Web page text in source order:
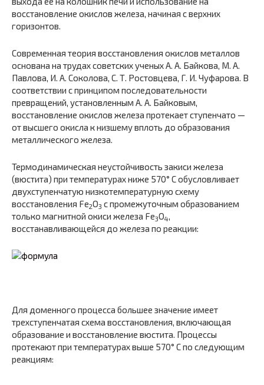
восстановление окислов железа, начиная с верхних
горизонтов.
Современная теория восстановления окислов металлов
осно­вана на трудах советских ученых А. А. Байкова, М. А.
Павлова, И. А. Соколова, С. Т. Ростовцева, Г. И. Чуфарова. В
соответствии с принципом последовательности
превращений, установленным А. А. Байковым,
восстановление окислов железа протекает сту­пенчато —
от высшего окисла к низшему вплоть до образования
металлического железа.
Термодинамическая неустойчивость закиси железа
(вюстита) при температурах ниже 570° С обусловливает
двухступенчатую низкотемпературную схему
восстановления Fe2O3 с промежуточным образованием
только магнитной окиси железа Fe3O4,
восстанавливающейся до железа по реакции:
Для доменного процесса большее значение имеет
трехступен­чатая схема восстановления, включающая
образование и восста­новление вюстита. Процессы
протекают при температурах выше 570° С по следующим
реакциям: